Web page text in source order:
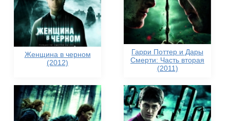
Женщина в черном
(2012)
Гарри Поттер и Дары
Смерти: Часть вторая
(2011)